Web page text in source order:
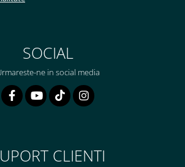
SOCIAL
ne in social media
CLIENTI